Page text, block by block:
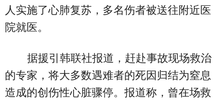
人实施了心肺复苏，多名伤者被送往附近医
院就医。
据援引韩联社报道，赶赴事故现场救治
的专家，将大多数遇难者的死因归结为窒息
造成的创伤性心脏骤停。报道称，曾在场救